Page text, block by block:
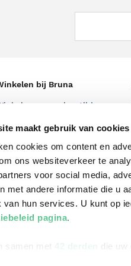
maakt gebruik van cookies
cookies om content en
ons websiteverkeer te
voor social media,
met andere informatie die u
van hun services. U kunt op
pagina.
samen met 42 derden die
bij Bruna
en openingstijden
in de winkel
Servicepunten